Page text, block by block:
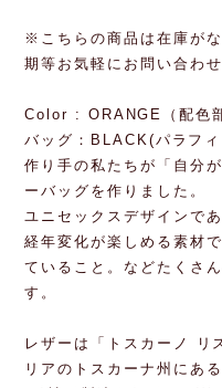
※こちらの商品は在庫が
期等お気軽にお問い合わせ
Color : ORANGE（配色
バッグ：BLACK(パラフィ
作り手の私たちが「自分
ーバッグを作りました。
ユニセックスデザインで
経年変化が楽しめる素材
ていること。などたくさ
す。
レザーは「トスカーノ リ
リアのトスカーナ州にあ